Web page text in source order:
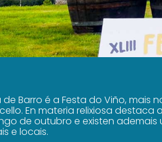
Barro é a Festa do Viño, mais
En materia relixiosa destaca
de outubro e existen ademais
e locais.